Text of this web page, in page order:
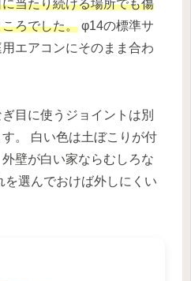
当たり続ける場所でも傷
ろでした。 φ14の標準サ
エアコンにそのまま合わ
目に使うジョイントは別
。 白い色は土ぼこりが付
壁が白い家ならむしろな
を選んでおけば外しにくい